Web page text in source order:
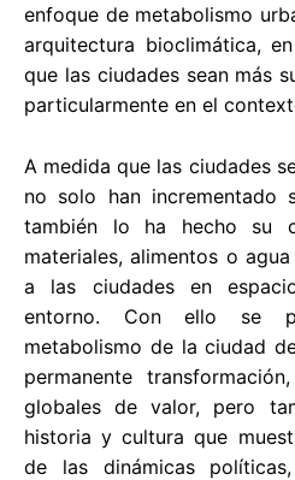
enfoque de metabolismo
arquitectura bioclimática,
que las ciudades sean más
particularmente en el
A medida que las ciudades
no solo han incrementado
también lo ha hecho su
materiales, alimentos o
a las ciudades en
entorno. Con ello se
metabolismo de la ciudad
permanente
globales de valor, pero
historia y cultura que
de las dinámicas